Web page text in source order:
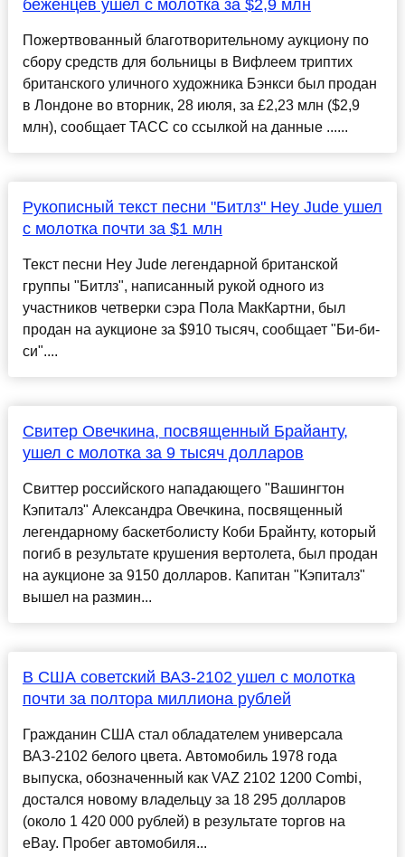
беженцев ушел с молотка за $2,9 млн
Пожертвованный благотворительному аукциону по
сбору средств для больницы в Вифлеем триптих
британского уличного художника Бэнкси был продан
в Лондоне во вторник, 28 июля, за £2,23 млн ($2,9
млн), сообщает ТАСС со ссылкой на данные ......
Рукописный текст песни "Битлз" Hey Jude ушел
с молотка почти за $1 млн
Текст песни Hey Jude легендарной британской
группы "Битлз", написанный рукой одного из
участников четверки сэра Пола МакКартни, был
продан на аукционе за $910 тысяч, сообщает "Би-би-
си"....
Свитер Овечкина, посвященный Брайанту,
ушел с молотка за 9 тысяч долларов
Свиттер российского нападающего "Вашингтон
Кэпиталз" Александра Овечкина, посвященный
легендарному баскетболисту Коби Брайнту, который
погиб в результате крушения вертолета, был продан
на аукционе за 9150 долларов. Капитан "Кэпиталз"
вышел на размин...
В США советский ВАЗ-2102 ушел с молотка
почти за полтора миллиона рублей
Гражданин США стал обладателем универсала
ВАЗ-2102 белого цвета. Автомобиль 1978 года
выпуска, обозначенный как VAZ 2102 1200 Combi,
достался новому владельцу за 18 295 долларов
(около 1 420 000 рублей) в результате торгов на
eBay. Пробег автомобиля...